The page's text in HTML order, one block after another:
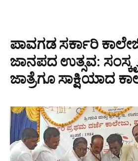
ಪಾವಗಡ ಸರ್ಕಾರಿ
ಜಾನಪದ ಉತ್ಸವ:
ಜಾತ್ರೆಗೂ ಸಾಕ್ಷಿಯಾದ